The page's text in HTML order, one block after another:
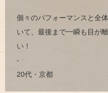
個々のパフォーマンスと全
いて、最後まで一瞬も目が
い！
-
20代・京都